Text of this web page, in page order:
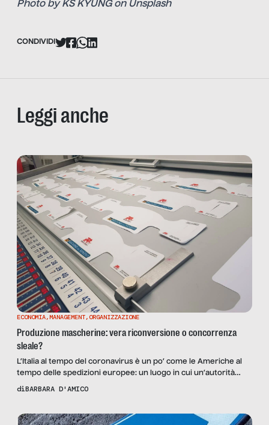
Photo byKS KYUNGon Unsplash
CONDIVIDI
Leggi anche
ECONOMIA,MANAGEMENT,ORGANIZZAZIONE
Produzione mascherine: vera riconversione o concorrenza
sleale?
L’Italia al tempo del coronavirus è un po’ come le Americhe al
tempo delle spedizioni europee: un luogo in cui un’autorità
impone per legge la (ri)conversione del popolo indigeno, senza
anche per sopravvivere allo tsunami del lockdown, riadattano
diBARBARA D'AMICO